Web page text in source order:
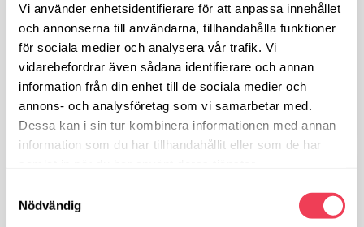
Vi använder enhetsidentifierare för att anpassa innehållet
och annonserna till användarna, tillhandahålla funktioner
för sociala medier och analysera vår trafik. Vi
vidarebefordrar även sådana identifierare och annan
information från din enhet till de sociala medier och
annons- och analysföretag som vi samarbetar med.
Dessa kan i sin tur kombinera informationen med annan
information som du har tillhandahållit eller som de har
Nödvändig
429KR